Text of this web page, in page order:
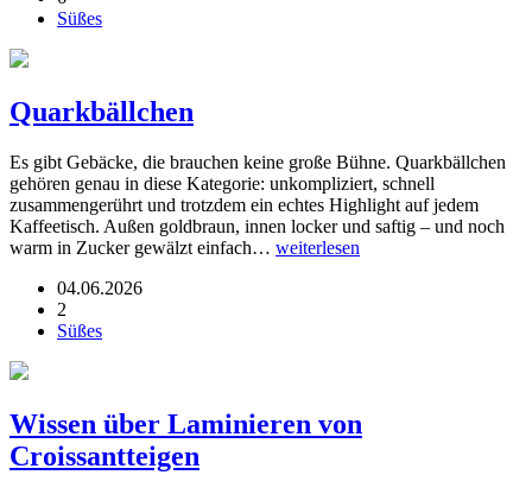
Süßes
Quarkbällchen
Es gibt Gebäcke, die brauchen keine große Bühne. Quarkbällchen
gehören genau in diese Kategorie: unkompliziert, schnell
zusammengerührt und trotzdem ein echtes Highlight auf jedem
Kaffeetisch. Außen goldbraun, innen locker und saftig – und noch
warm in Zucker gewälzt einfach… weiterlesen
04.06.2026
2
Süßes
Wissen über Laminieren von
Croissantteigen